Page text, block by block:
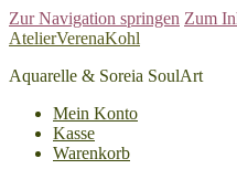
Zur Navigation springen Zum
AtelierVerenaKohl
Aquarelle & Soreia SoulArt
Mein Konto
Kasse
Warenkorb